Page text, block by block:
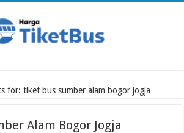
for: tiket bus sumber alam bogor jogja
Alam Bogor Jogja